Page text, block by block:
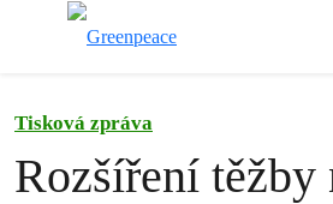
Tisková zpráva
Rozšíření těžby